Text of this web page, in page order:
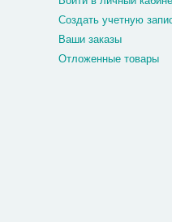
Создать учетную
Ваши заказы
Отложенные товары